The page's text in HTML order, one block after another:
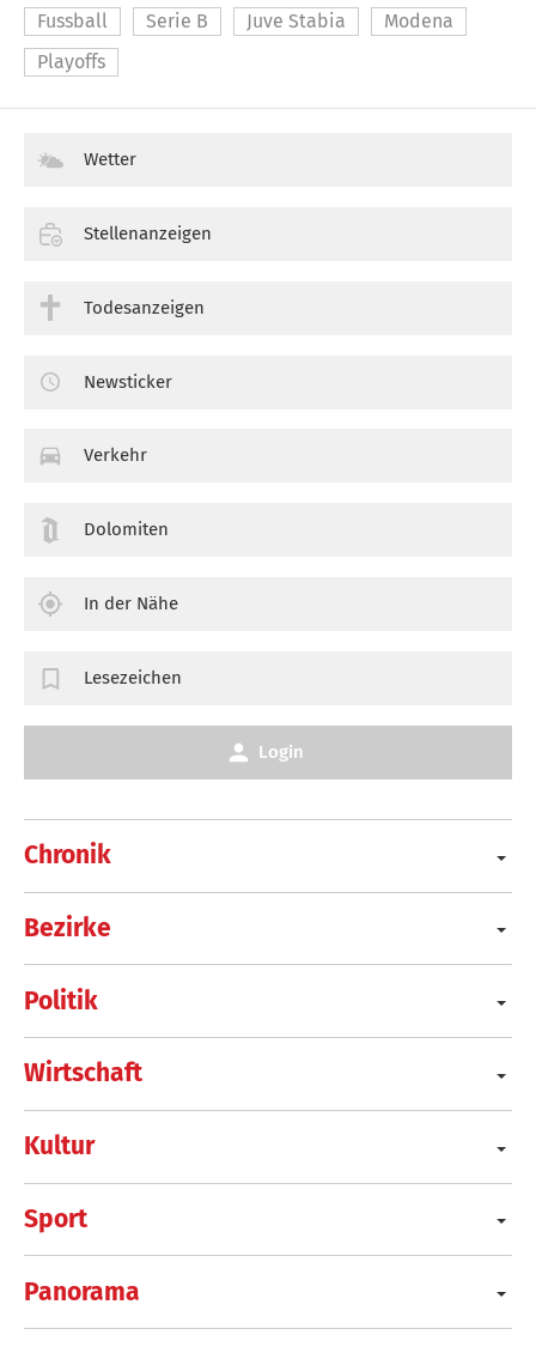
Fussball
Serie B Juve Stabia
Modena
Playoffs
Chronik
Bezirke
Politik
Wirtschaft
Kultur
Sport
Panorama
Wetter
Stellenanzeigen
Todesanzeigen
Newsticker
Verkehr
Dolomiten
In der Nähe
Lesezeichen
Login